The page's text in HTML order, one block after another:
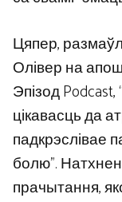
Цяпер,
Олівер на
Эпізод
цікавасць да
падкрэслівае
болю”.
прачытання,